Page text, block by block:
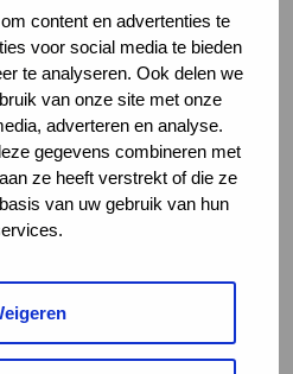
content en advertenties te
voor social media te bieden
te analyseren. Ook delen we
van onze site met onze
adverteren en analyse.
gegevens combineren met
ze heeft verstrekt of die ze
van uw gebruik van hun
en Participatiewet
poortwachter
tools
instrumenten
en handreikingen